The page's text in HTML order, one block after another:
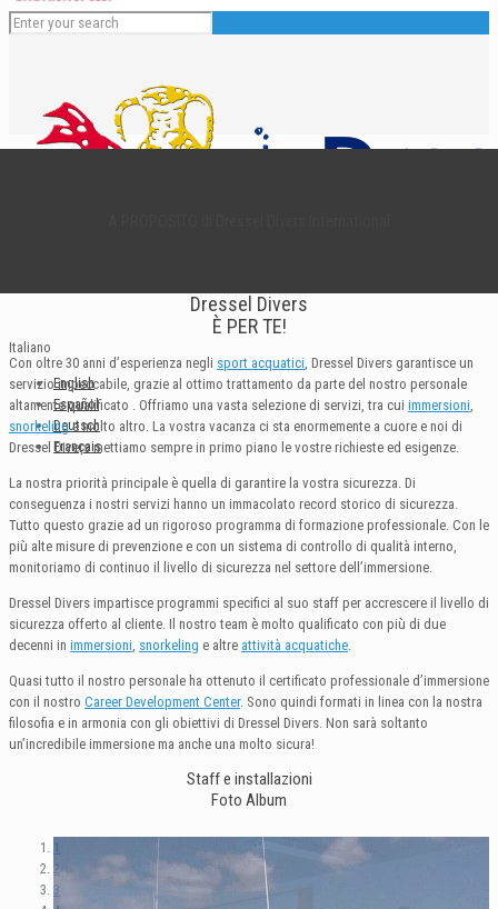
Italiano
English
Español
Deutsch
Français
Dressel Divers
È PER TE!
Con oltre 30 anni d’esperienza negli sport acquatici , Dressel Divers garantisce un
servizio impeccabile, grazie al ottimo trattamento da parte del nostro personale
altamente qualificato . Offriamo una vasta selezione di servizi, tra cui immersioni
snorkelinge molto altro. La vostra vacanza ci sta enormemente a cuore e noi di
Dressel Divers mettiamo sempre in primo piano le vostre richieste ed esigenze.
La nostra priorità principale è quella di garantire la vostra sicurezza. Di
conseguenza i nostri servizi hanno un immacolato record storico di sicurezza.
Tutto questo grazie ad un rigoroso programma di formazione professionale. Con le
più alte misure di prevenzione e con un sistema di controllo di qualità interno,
monitoriamo di continuo il livello di sicurezza nel settore dell’immersione.
Dressel Divers impartisce programmi specifici al suo staff per accrescere il livello di
sicurezza offerto al cliente. Il nostro team è molto qualificato con più di due
decenni in immersioni snorkeling e altre attività acquatiche
Quasi tutto il nostro personale ha ottenuto il certificato professionale d’immersione
con il nostro Career Development Center. Sono quindi formati in linea con la nostra
filosofia e in armonia con gli obiettivi di Dressel Divers. Non sarà soltanto
un’incredibile immersione ma anche una molto sicura!
Staff e installazioni
Foto Album
1
2
3
4